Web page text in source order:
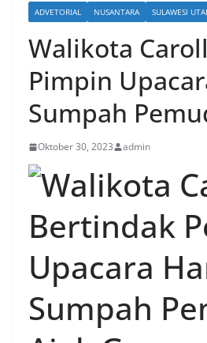
ADVETORIAL NUSANTARA SULAWESI
Walikota
Pimpin
Sumpah
Oktober 30, 2023 admin